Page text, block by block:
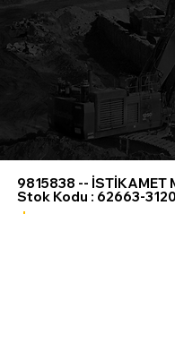
> Tüm Ürünler>
9815838 -- İSTİKAMET
Stok Kodu : 62663-